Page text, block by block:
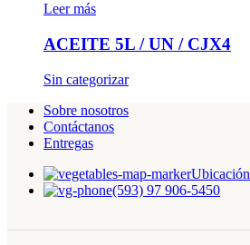
Leer más
ACEITE 5L / UN / CJX4
Sin categorizar
Sobre nosotros
Contáctanos
Entregas
Ubicación
(593) 97 906-5450